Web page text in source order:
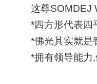
这尊SOMDEJ
*四方形代表四
*佛光其实就是
*拥有领导能力